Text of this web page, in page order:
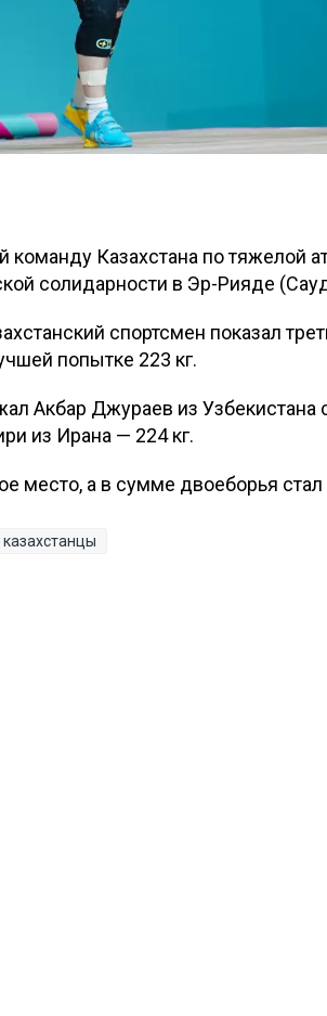
Казахстана по тяжелой
солидарности в Эр-Рияде
спортсмен показал
попытке 223 кг.
Акбар Джураев из Узбекистана
из Ирана — 224 кг.
место, а в сумме двоеборья
казахстанцы